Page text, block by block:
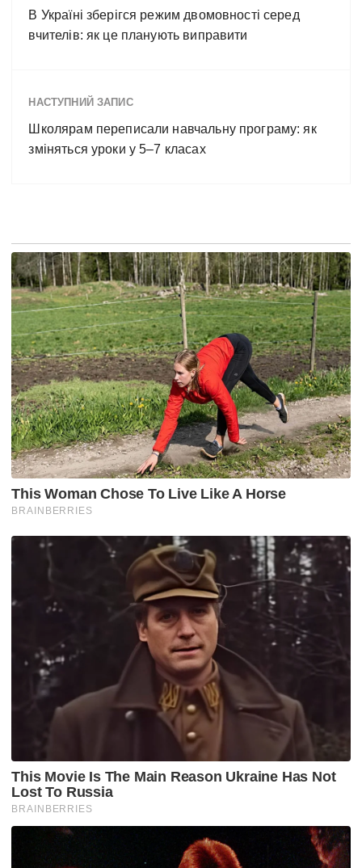
В Україні зберігся режим двомовності серед
вчителів: як це планують виправити
НАСТУПНИЙ ЗАПИС
Школярам переписали навчальну програму: як
зміняться уроки у 5–7 класах